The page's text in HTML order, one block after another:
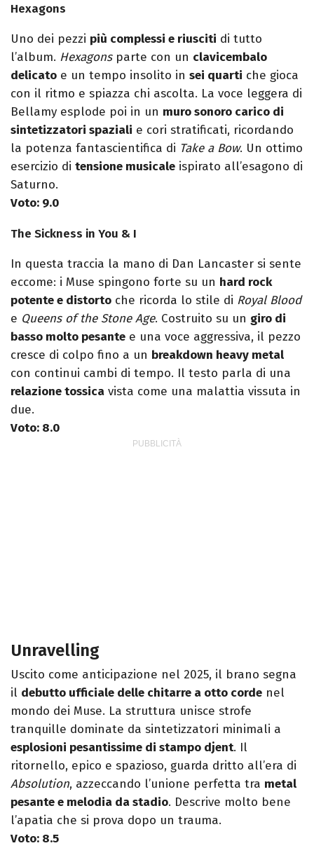
Hexagons
Uno dei pezzi più complessi e riusciti di tutto
l’album. Hexagonsparte con un clavicembalo
delicato e un tempo insolito in sei quarti che gioca
con il ritmo e spiazza chi ascolta. La voce leggera di
Bellamy esplode poi in un muro sonoro carico di
sintetizzatori spaziali e cori stratificati, ricordando
la potenza fantascientifica di Take a Bow. Un ottimo
esercizio di tensione musicale ispirato all’esagono di
Saturno.
Voto: 9.0
The Sickness in You & I
In questa traccia la mano di Dan Lancaster si sente
eccome: i Muse spingono forte su un hard rock
potente e distorto che ricorda lo stile di Royal Blood
e Queens of the Stone Age. Costruito su un giro di
basso molto pesante e una voce aggressiva, il pezzo
cresce di colpo fino a un breakdown heavy metal
con continui cambi di tempo. Il testo parla di una
relazione tossica vista come una malattia vissuta in
due.
Voto: 8.0
Unravelling
Uscito come anticipazione nel 2025, il brano segna
il debutto ufficiale delle chitarre a otto corde nel
mondo dei Muse. La struttura unisce strofe
tranquille dominate da sintetizzatori minimali a
esplosioni pesantissime di stampo djent. Il
ritornello, epico e spazioso, guarda dritto all’era di
Absolution, azzeccando l’unione perfetta tra metal
pesante e melodia da stadio. Descrive molto bene
l’apatia che si prova dopo un trauma.
Voto: 8.5